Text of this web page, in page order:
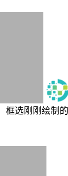
框选刚刚绘制